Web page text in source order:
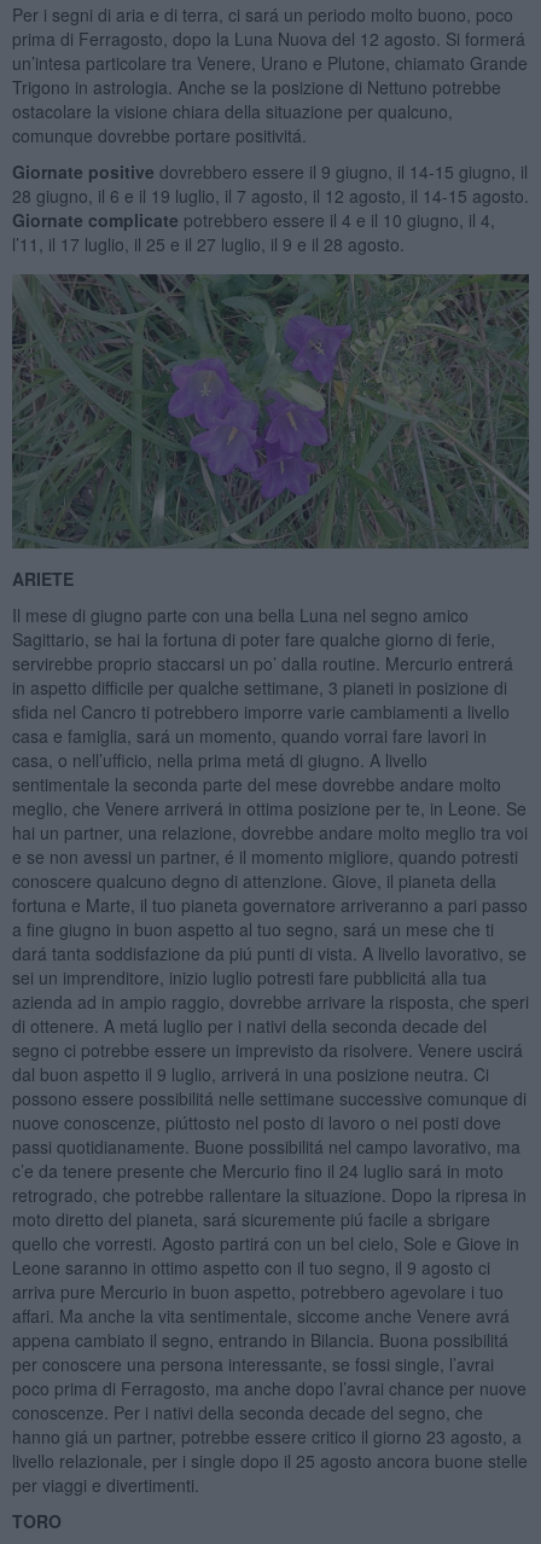
Per i segni di aria e di terra, ci sará un periodo molto buono, poco
prima di Ferragosto, dopo la Luna Nuova del 12 agosto. Si formerá
un’intesa particolare tra Venere, Urano e Plutone, chiamato Grande
Trigono in astrologia. Anche se la posizione di Nettuno potrebbe
ostacolare la visione chiara della situazione per qualcuno,
comunque dovrebbe portare positivitá.
Giornate positive dovrebbero essere il 9 giugno, il 14-15 giugno, il
28 giugno, il 6 e il 19 luglio, il 7 agosto, il 12 agosto, il 14-15 agosto.
Giornate complicate potrebbero essere il 4 e il 10 giugno, il 4,
l’11, il 17 luglio, il 25 e il 27 luglio, il 9 e il 28 agosto.
ARIETE
Il mese di giugno parte con una bella Luna nel segno amico
Sagittario, se hai la fortuna di poter fare qualche giorno di ferie,
servirebbe proprio staccarsi un po’ dalla routine. Mercurio entrerá
in aspetto difficile per qualche settimane, 3 pianeti in posizione di
sfida nel Cancro ti potrebbero imporre varie cambiamenti a livello
casa e famiglia, sará un momento, quando vorrai fare lavori in
casa, o nell’ufficio, nella prima metá di giugno. A livello
sentimentale la seconda parte del mese dovrebbe andare molto
meglio, che Venere arriverá in ottima posizione per te, in Leone. Se
hai un partner, una relazione, dovrebbe andare molto meglio tra voi
e se non avessi un partner, é il momento migliore, quando potresti
conoscere qualcuno degno di attenzione. Giove, il pianeta della
fortuna e Marte, il tuo pianeta governatore arriveranno a pari passo
a fine giugno in buon aspetto al tuo segno, sará un mese che ti
dará tanta soddisfazione da piú punti di vista. A livello lavorativo, se
sei un imprenditore, inizio luglio potresti fare pubblicitá alla tua
azienda ad in ampio raggio, dovrebbe arrivare la risposta, che speri
di ottenere. A metá luglio per i nativi della seconda decade del
segno ci potrebbe essere un imprevisto da risolvere. Venere uscirá
dal buon aspetto il 9 luglio, arriverá in una posizione neutra. Ci
possono essere possibilitá nelle settimane successive comunque di
nuove conoscenze, piúttosto nel posto di lavoro o nei posti dove
passi quotidianamente. Buone possibilitá nel campo lavorativo, ma
c’e da tenere presente che Mercurio fino il 24 luglio sará in moto
retrogrado, che potrebbe rallentare la situazione. Dopo la ripresa in
moto diretto del pianeta, sará sicuremente piú facile a sbrigare
quello che vorresti. Agosto partirá con un bel cielo, Sole e Giove in
Leone saranno in ottimo aspetto con il tuo segno, il 9 agosto ci
arriva pure Mercurio in buon aspetto, potrebbero agevolare i tuo
affari. Ma anche la vita sentimentale, siccome anche Venere avrá
appena cambiato il segno, entrando in Bilancia. Buona possibilitá
per conoscere una persona interessante, se fossi single, l’avrai
poco prima di Ferragosto, ma anche dopo l’avrai chance per nuove
conoscenze. Per i nativi della seconda decade del segno, che
hanno giá un partner, potrebbe essere critico il giorno 23 agosto, a
livello relazionale, per i single dopo il 25 agosto ancora buone stelle
per viaggi e divertimenti.
TORO